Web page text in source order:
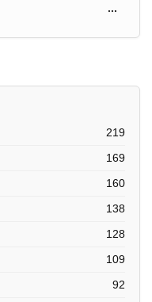
...
219
169
160
138
128
109
92